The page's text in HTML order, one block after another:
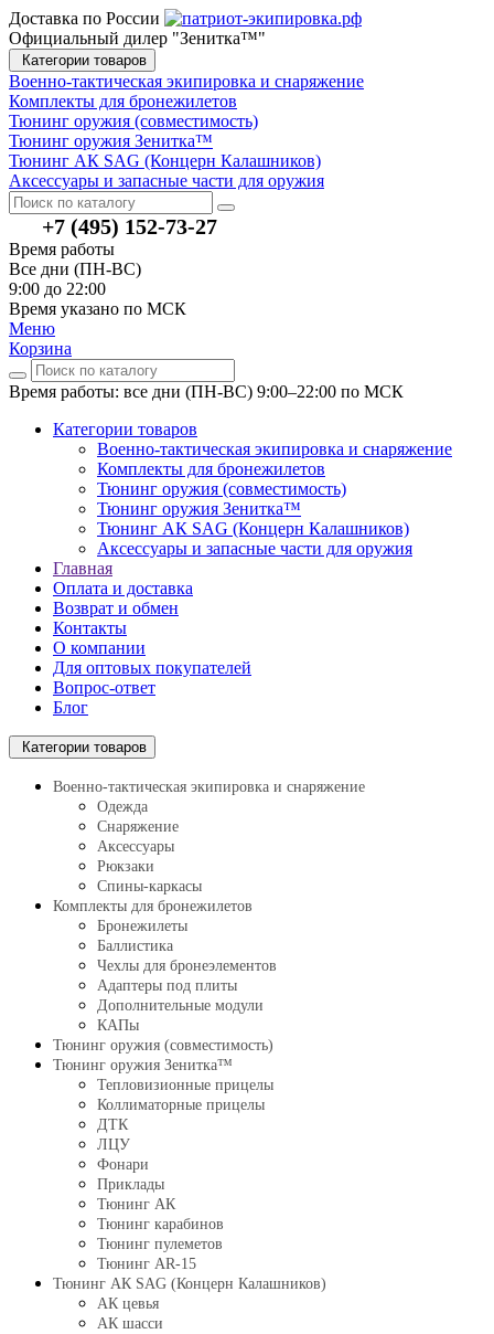
Доставка по России
Официальный дилер "Зенитка™"
Категории товаров
Военно-тактическая экипировка и снаряжение
Комплекты для бронежилетов
Тюнинг оружия (совместимость)
Тюнинг оружия Зенитка™
Тюнинг АК SAG (Концерн Калашников)
Аксессуары и запасные части для оружия
+7 (495) 152-73-27
Время работы
Все дни (ПН-ВС)
9:00 до 22:00
Время указано по МСК
Меню
Корзина
Время работы: все дни (ПН-ВС) 9:00–22:00 по МСК
Категории товаров
Военно-тактическая экипировка и снаряжение
Комплекты для бронежилетов
Тюнинг оружия (совместимость)
Тюнинг оружия Зенитка™
Тюнинг АК SAG (Концерн Калашников)
Аксессуары и запасные части для оружия
Главная
Оплата и доставка
Возврат и обмен
Контакты
О компании
Для оптовых покупателей
Вопрос-ответ
Блог
Категории товаров
Военно-тактическая экипировка и снаряжение
Одежда
Снаряжение
Аксессуары
Рюкзаки
Спины-каркасы
Комплекты для бронежилетов
Бронежилеты
Баллистика
Чехлы для бронеэлементов
Адаптеры под плиты
Дополнительные модули
КАПы
Тюнинг оружия (совместимость)
Тюнинг оружия Зенитка™
Тепловизионные прицелы
Коллиматорные прицелы
ДТК
ЛЦУ
Фонари
Приклады
Тюнинг АК
Тюнинг карабинов
Тюнинг пулеметов
Тюнинг AR-15
Тюнинг АК SAG (Концерн Калашников)
АК цевья
АК шасси